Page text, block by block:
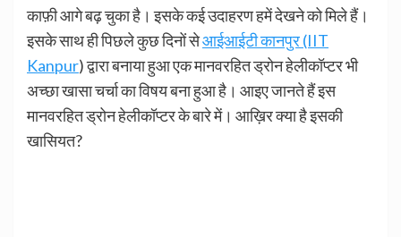
काफ़ी आगे बढ़ चुका है। इसके कई उदाहरण हमें देखने को मिले हैं।
इसके साथ ही पिछले कुछ दिनों सेआईआईटी कानपुर (IIT
Kanpur) द्वारा बनाया हुआ एक मानवरहित ड्रोन हेलीकॉप्टर भी
अच्छा खासा चर्चा का विषय बना हुआ है। आइए जानते हैं इस
मानवरहित ड्रोन हेलीकॉप्टर के बारे में। आख़िर क्या है इसकी
खासियत?